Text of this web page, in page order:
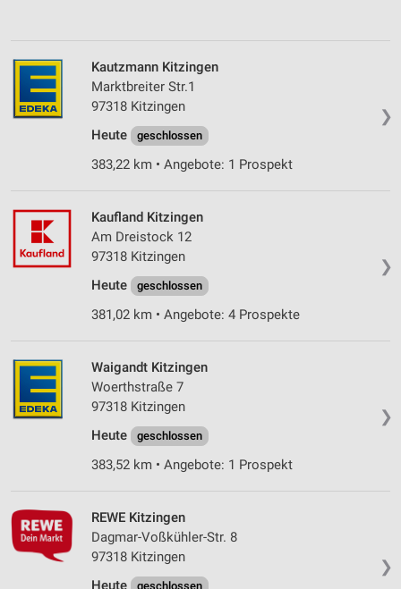
❯
Kautzmann Kitzingen
Marktbreiter Str.1
97318 Kitzingen
Heute
geschlossen
383,22 km • Angebote: 1 Prospekt
❯
Kaufland Kitzingen
Am Dreistock 12
97318 Kitzingen
Heute
geschlossen
381,02 km • Angebote: 4 Prospekte
❯
Waigandt Kitzingen
Woerthstraße 7
97318 Kitzingen
Heute
geschlossen
383,52 km • Angebote: 1 Prospekt
❯
REWE Kitzingen
Dagmar-Voßkühler-Str. 8
97318 Kitzingen
Heute
geschlossen